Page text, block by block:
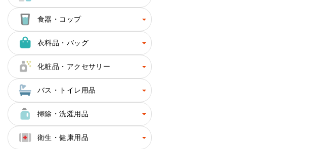
食器・コップ
衣料品・バッグ
化粧品・アクセサリー
バス・トイレ用品
掃除・洗濯用品
衛生・健康用品